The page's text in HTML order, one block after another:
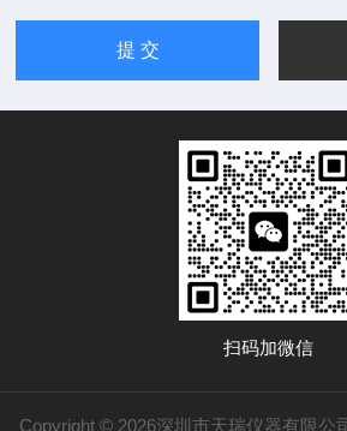
扫码加微信
Copyright © 2026深圳市天瑞仪器有限